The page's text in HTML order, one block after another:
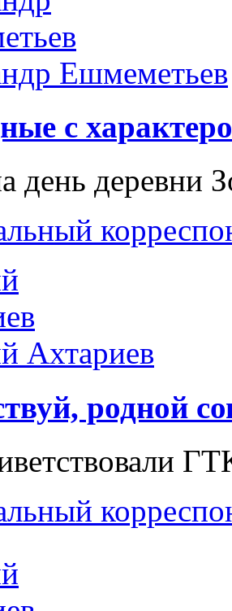
Ешмеметьев
с
день деревни
Ахтариев
родной